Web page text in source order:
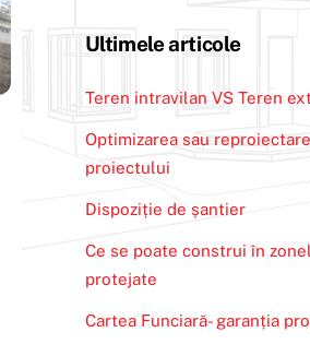
Ultimele articole
Teren intravilan VS Teren
Optimizarea sau
proiectului
Dispoziție de șantier
Ce se poate construi în
protejate
Cartea Funciară- garanția